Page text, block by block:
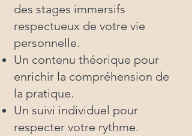
des stages immersifs
respectueux de votre vie
personnelle.
Un contenu théorique pour
enrichir la compréhension de
la pratique.
Un suivi individuel pour
respecter votre rythme.